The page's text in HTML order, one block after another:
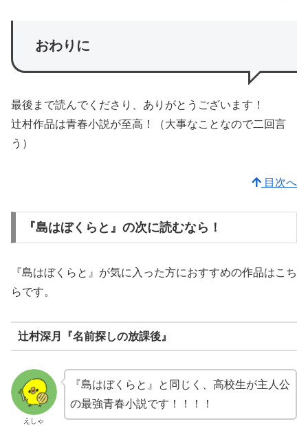
おわりに
最後まで読んでくださり、ありがとうございます！
辻村作品は青春小説が至高！（大事なことなので二回言
う）
目次へ
『島はぼくらと』の次に読むなら！
『島はぼくらと』が気に入った方におすすめの作品はこち
らです。
辻村深月『名前探しの放課後』
えしゃ
『島はぼくらと』と同じく、高校生が主人公
の最強青春小説です！！！！